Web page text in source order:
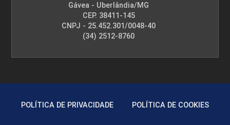
Gávea - Uberlândia/MG
CEP. 38411-145
CNPJ - 25.452.301/0048-40
(34) 2512-8760
POLÍTICA DE PRIVACIDADE POLÍTICA DE COOKIES